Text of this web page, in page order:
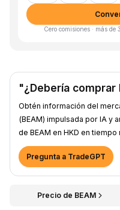
Cero comisiones · más
"¿Debería comprar
Obtén información del
(BEAM) impulsada por IA y
de BEAM en HKD en tiempo
Pregunta a TradeGPT
Precio de BEAM